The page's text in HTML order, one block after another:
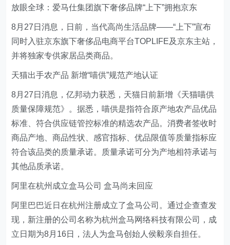
放眼全球：爱马仕集团旗下奢侈品牌“上下”拥抱京东
8月27日消息，日前，当代高尚生活品牌——“上下”宣布
同时入驻京东旗下奢侈品电商平台TOPLIFE及京东主站，
并将独家专供家居品类商品。
天猫出手农产品 新增“喵供”规范产地认证
8月27日消息，亿邦动力获悉，天猫日前新增《天猫喵供
质量保障规范》。据悉，喵供是指符合原产地农产品优品
标准、符合供应链管控标准的精选农产品。消费者签收时
商品产地、商品性状、感官指标、优品限值等质量指标应
符合该品类的质量承诺。质量承诺可分为产地相符承诺与
其他品质承诺。
阿里在杭州成立盒马公司 盒马尚未回应
阿里巴巴近日在杭州注册成立了盒马公司。通过企查查发
现，新注册的公司名称为杭州盒马网络科技有限公司，成
立日期为8月16日，法人为盒马创始人侯毅亲自担任。